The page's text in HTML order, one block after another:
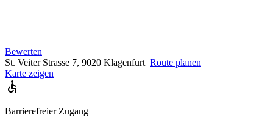
Bewerten
St. Veiter Strasse 7, 9020 Klagenfurt Route planen
Karte zeigen
Barrierefreier Zugang